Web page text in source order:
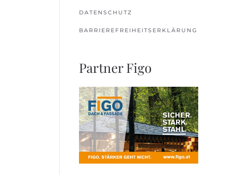
DATENSCHUTZ
BARRIEREFREIHEITSERKLÄRUNG
Partner Figo